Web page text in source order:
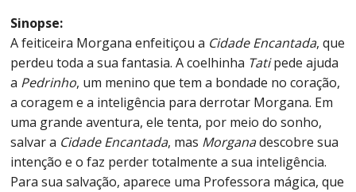
galeria
e
eventos
culturais.
Sinopse:
A feiticeira Morgana enfeitiçou a Cidade Encantada, que
perdeu toda a sua fantasia. A coelhinha Tatipede ajuda
a Pedrinho, um menino que tem a bondade no coração,
a coragem e a inteligência para derrotar Morgana. Em
uma grande aventura, ele tenta, por meio do sonho,
salvar a Cidade Encantada, mas Morganadescobre sua
intenção e o faz perder totalmente a sua inteligência.
Para sua salvação, aparece uma Professora mágica, que